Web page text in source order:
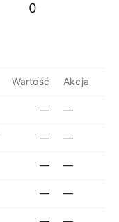
0
Wartość Akcja
—
—
— —
— —
— —